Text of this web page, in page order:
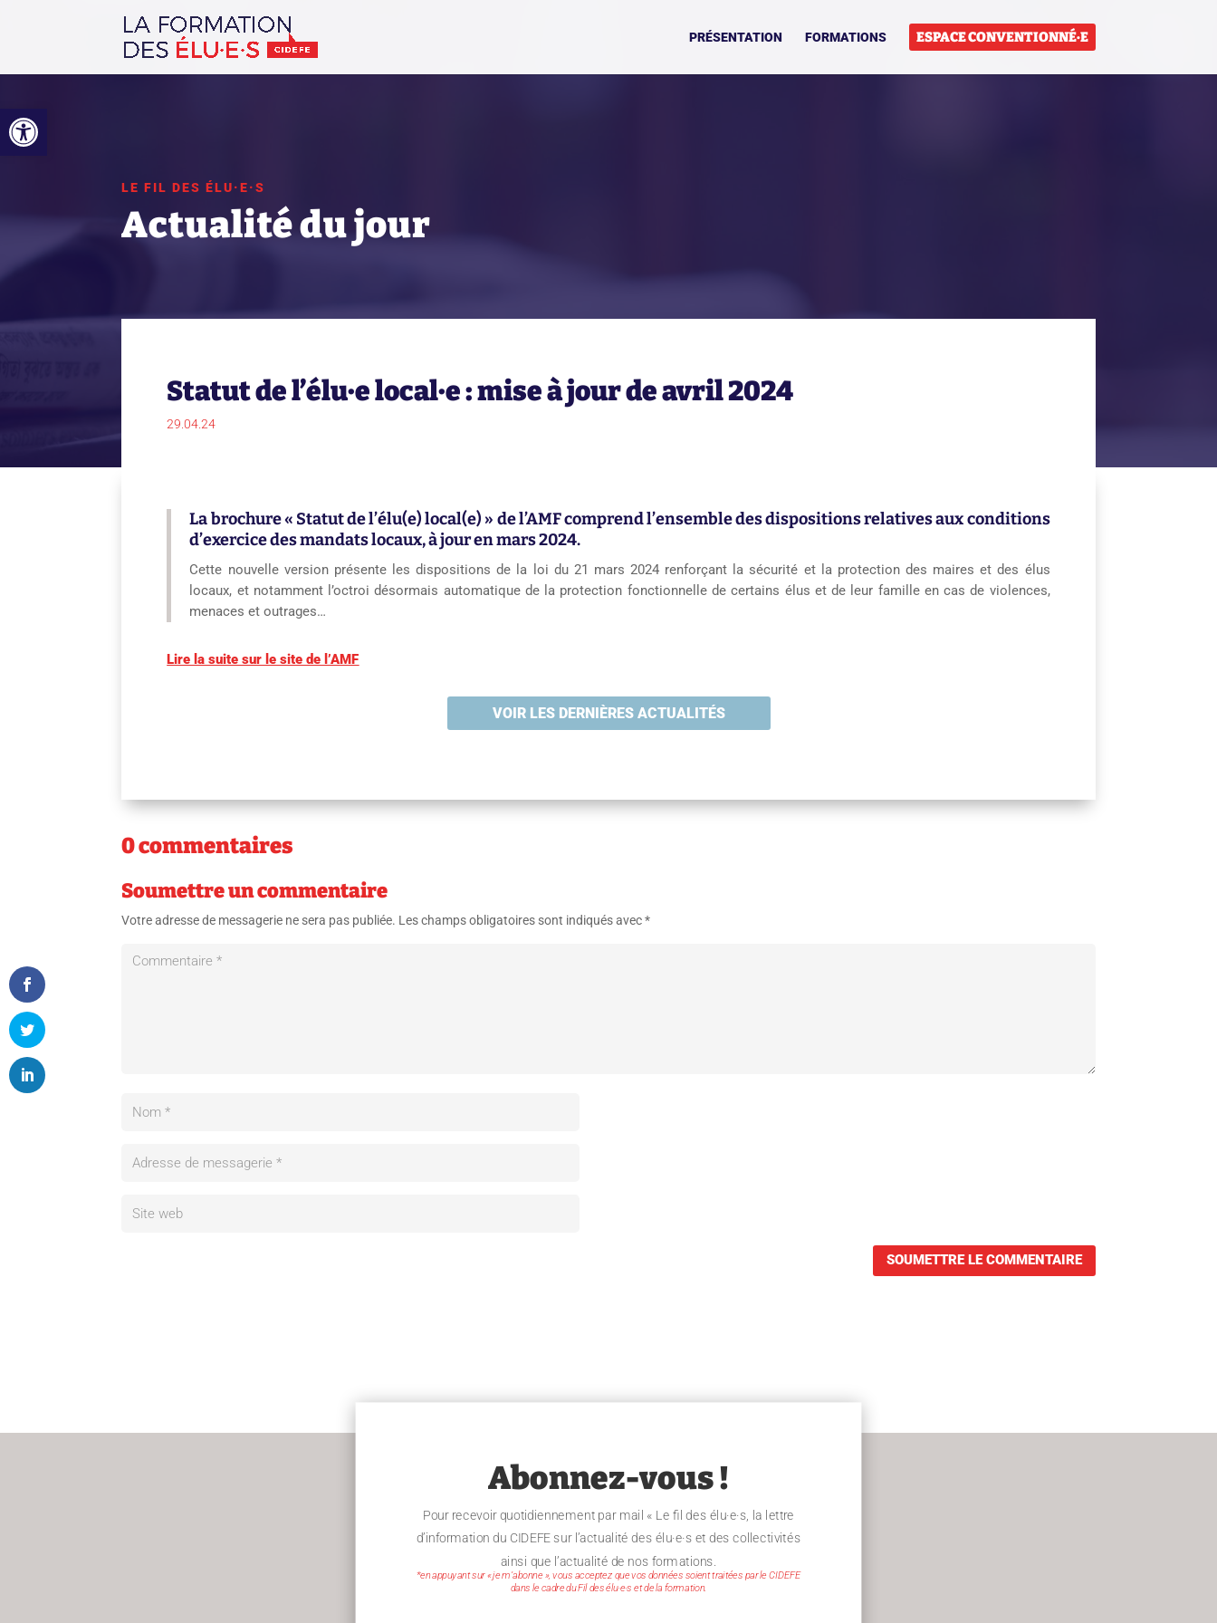
Ouvrir la barre d’outils
PRÉSENTATION FORMATIONS ESPACE CONVENTIONNÉ·E
LE FIL DES ÉLU·E·S
Actualité du jour
Statut de l’élu·e local·e : mise à jour de avril 2024
29.04.24
La brochure « Statut de l’élu(e) local(e) » de l’AMF comprend l’ensemble des dispositions relatives aux conditions
d’exercice des mandats locaux, à jour en mars 2024.
Cette nouvelle version présente les dispositions de la loi du 21 mars 2024 renforçant la sécurité et la protection des maires et des élus
locaux, et notamment l’octroi désormais automatique de la protection fonctionnelle de certains élus et de leur famille en cas de violences,
menaces et outrages…
Lire la suite sur le site de l’AMF
VOIR LES DERNIÈRES ACTUALITÉS
0 commentaires
Soumettre un commentaire
Votre adresse de messagerie ne sera pas publiée. Les champs obligatoires sont indiqués avec*
SOUMETTRE LE COMMENTAIRE
Abonnez-vous !
Pour recevoir quotidiennement par mail « Le fil des élu·e·s, la lettre
d’information du CIDEFE sur l’actualité des élu·e·s et des collectivités
ainsi que l’actualité de nos formations.
*en appuyant sur « je m’abonne », vous acceptez que vos données soient traitées par le CIDEFE
dans le cadre du Fil des élu·e·s et de la formation.